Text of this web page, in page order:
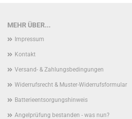
MEHR ÜBER...
Impressum
Kontakt
Versand- & Zahlungsbedingungen
Widerrufsrecht & Muster-Widerrufsformular
Batterieentsorgungshinweis
Angelprüfung bestanden - was nun?